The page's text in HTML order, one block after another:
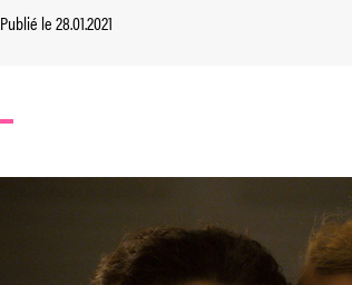
Publié le 28.01.2021